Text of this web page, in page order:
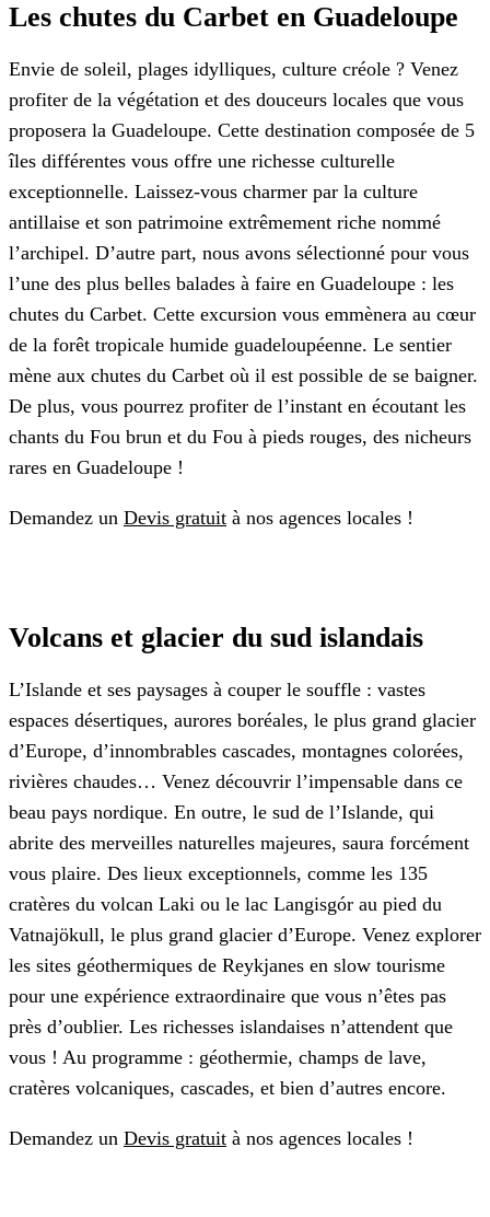
Les chutes du Carbet en Guadeloupe
Envie de soleil, plages idylliques, culture créole ? Venez
profiter de la végétation et des douceurs locales que vous
proposera la Guadeloupe. Cette destination composée de 5
îles différentes vous offre une richesse culturelle
exceptionnelle. Laissez-vous charmer par la culture
antillaise et son patrimoine extrêmement riche nommé
l’archipel. D’autre part, nous avons sélectionné pour vous
l’une des plus belles balades à faire en Guadeloupe : les
chutes du Carbet. Cette excursion vous emmènera au cœur
de la forêt tropicale humide guadeloupéenne. Le sentier
mène aux chutes du Carbet où il est possible de se baigner.
De plus, vous pourrez profiter de l’instant en écoutant les
chants du Fou brun et du Fou à pieds rouges, des nicheurs
rares en Guadeloupe !
Demandez un Devis gratuit à nos agences locales !
Volcans et glacier du sud islandais
L’Islande et ses paysages à couper le souffle : vastes
espaces désertiques, aurores boréales, le plus grand glacier
d’Europe, d’innombrables cascades, montagnes colorées,
rivières chaudes… Venez découvrir l’impensable dans ce
beau pays nordique. En outre, le sud de l’Islande, qui
abrite des merveilles naturelles majeures, saura forcément
vous plaire. Des lieux exceptionnels, comme les 135
cratères du volcan Laki ou le lac Langisgór au pied du
Vatnajökull, le plus grand glacier d’Europe. Venez explorer
les sites géothermiques de Reykjanes en slow tourisme
pour une expérience extraordinaire que vous n’êtes pas
près d’oublier. Les richesses islandaises n’attendent que
vous ! Au programme : géothermie, champs de lave,
cratères volcaniques, cascades, et bien d’autres encore.
Demandez un Devis gratuit à nos agences locales !